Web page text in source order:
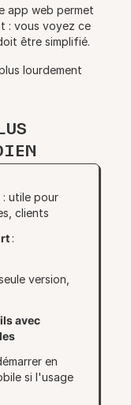
app web permet
: vous voyez ce
être simplifié.
lourdement
: utile pour
clients
:
version,
avec
en
si l'usage